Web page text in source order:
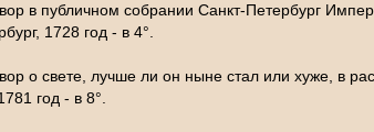
в публичном собрании Санкт-Петербург
1728 год - в 4°.
о свете, лучше ли он ныне стал или хуже, в
год - в 8°.